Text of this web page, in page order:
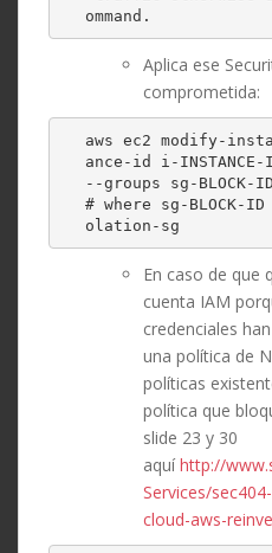
ommand.
Aplica ese
comprometida:
aws ec2 modify-
ance-id i-INSTANCE-
--groups sg-BLOCK-
# where sg-
olation-sg
En caso de que
cuenta IAM
credenciales
una política de
políticas
política que
slide 23 y 30
aquí http://
Services/
cloud-aws-